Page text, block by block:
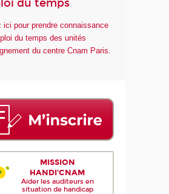
du temps
ici pour prendre connaissance
du temps des unités
du centre Cnam Paris.
MISSION
HANDI'CNAM
Aider les auditeurs en
situation de handicap